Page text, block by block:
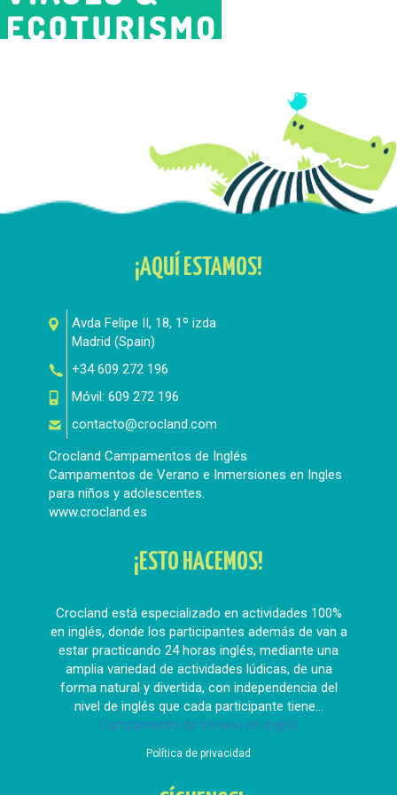
¡AQUÍ ESTAMOS!
Avda Felipe II, 18, 1º izda
Madrid (Spain)
+34 609 272 196
Móvil: 609 272 196
contacto@crocland.com
Crocland Campamentos de Inglés
Campamentos de Verano e Inmersiones en Ingles
para niños y adolescentes.
www.crocland.es
¡ESTO HACEMOS!
Crocland está especializado en actividades 100%
en inglés, donde los participantes además de van a
estar practicando 24 horas inglés, mediante una
amplia variedad de actividades lúdicas, de una
forma natural y divertida, con independencia del
nivel de inglés que cada participante tiene...
Campamento de Verano en Inglés
Política de privacidad